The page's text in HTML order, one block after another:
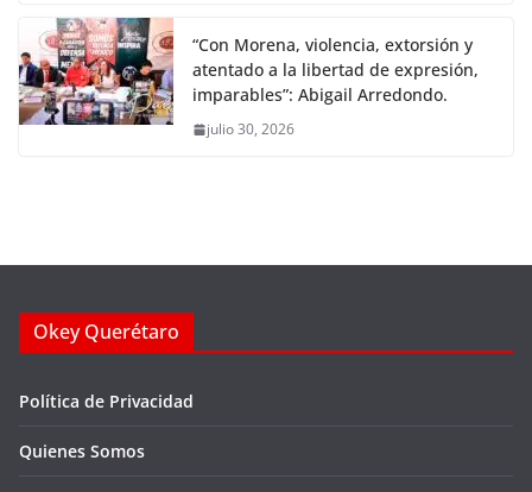
“Con Morena, violencia, extorsión y
atentado a la libertad de expresión,
imparables”: Abigail Arredondo.
julio 30, 2026
Okey Querétaro
Política de Privacidad
Quienes Somos